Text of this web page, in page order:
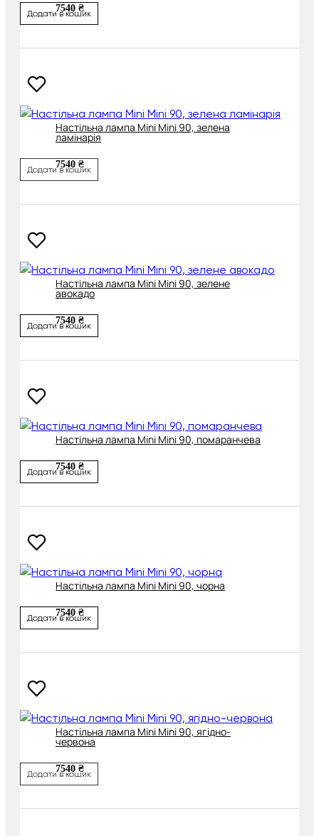
7540 ₴
Додати в кошик
Настільна лампа Mini Mini 90, зелена
ламінарія
7540 ₴
Додати в кошик
Настільна лампа Mini Mini 90, зелене
авокадо
7540 ₴
Додати в кошик
Настільна лампа Mini Mini 90, помаранчева
7540 ₴
Додати в кошик
Настільна лампа Mini Mini 90, чорна
7540 ₴
Додати в кошик
Настільна лампа Mini Mini 90, ягідно-
червона
7540 ₴
Додати в кошик